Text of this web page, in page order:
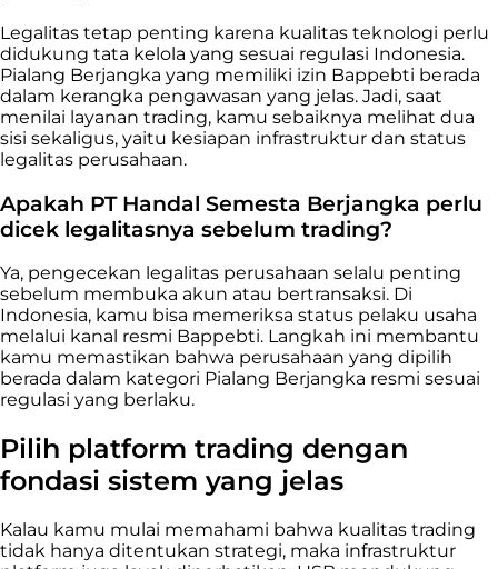
Legalitas tetap penting karena kualitas teknologi perlu
didukung tata kelola yang sesuai regulasi Indonesia.
Pialang Berjangka yang memiliki izin Bappebti berada
dalam kerangka pengawasan yang jelas. Jadi, saat
menilai layanan trading, kamu sebaiknya melihat dua
sisi sekaligus, yaitu kesiapan infrastruktur dan status
legalitas perusahaan.
Apakah PT Handal Semesta Berjangka perlu
dicek legalitasnya sebelum trading?
Ya, pengecekan legalitas perusahaan selalu penting
sebelum membuka akun atau bertransaksi. Di
Indonesia, kamu bisa memeriksa status pelaku usaha
melalui kanal resmi Bappebti. Langkah ini membantu
kamu memastikan bahwa perusahaan yang dipilih
berada dalam kategori Pialang Berjangka resmi sesuai
regulasi yang berlaku.
Pilih platform trading dengan
fondasi sistem yang jelas
Kalau kamu mulai memahami bahwa kualitas trading
tidak hanya ditentukan strategi, maka infrastruktur